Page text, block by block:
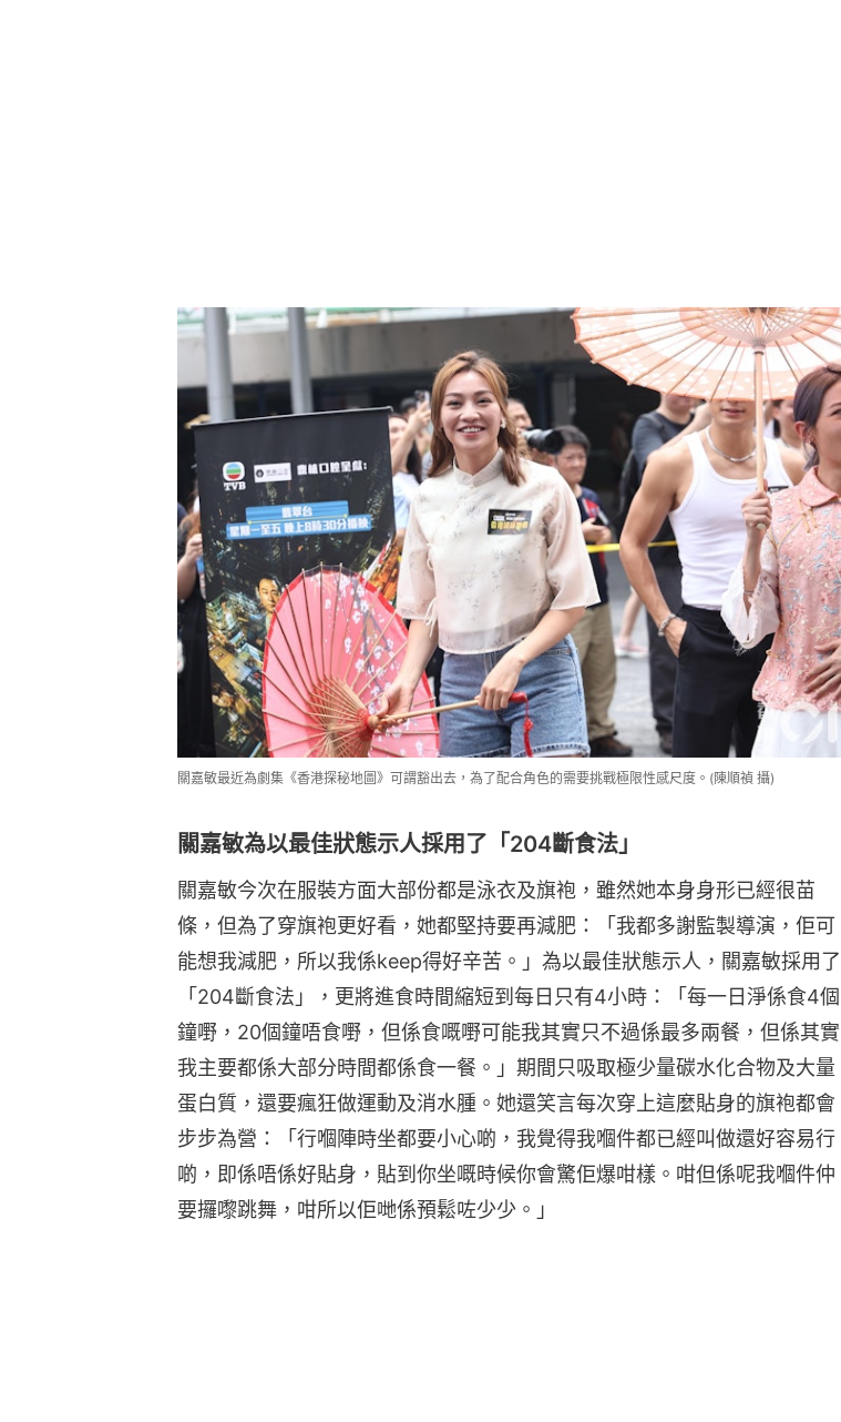
關嘉敏最近為劇集《香港探秘地圖》可謂豁出去，為了配合角色的需要挑戰極限性感尺度。(陳順禎 攝)
關嘉敏為以最佳狀態示人採用了「204斷食法」
關嘉敏今次在服裝方面大部份都是泳衣及旗袍，雖然她本身身形已經很苗
條，但為了穿旗袍更好看，她都堅持要再減肥：「我都多謝監製導演，佢可
能想我減肥，所以我係keep得好辛苦。」為以最佳狀態示人，關嘉敏採用了
「204斷食法」，更將進食時間縮短到每日只有4小時：「每一日淨係食4個
鐘嘢，20個鐘唔食嘢，但係食嘅嘢可能我其實只不過係最多兩餐，但係其實
我主要都係大部分時間都係食一餐。」期間只吸取極少量碳水化合物及大量
蛋白質，還要瘋狂做運動及消水腫。她還笑言每次穿上這麼貼身的旗袍都會
步步為營：「行嗰陣時坐都要小心啲，我覺得我嗰件都已經叫做還好容易行
啲，即係唔係好貼身，貼到你坐嘅時候你會驚佢爆咁樣。咁但係呢我嗰件仲
要攞嚟跳舞，咁所以佢哋係預鬆咗少少。」